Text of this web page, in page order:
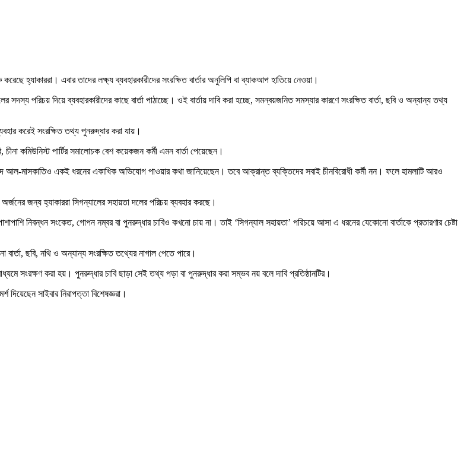
হ্যাকাররা। এবার তাদের লক্ষ্য ব্যবহারকারীদের সংরক্ষিত বার্তার অনুলিপি বা ব্যাকআপ হাতিয়ে নেওয়া।
পরিচয় দিয়ে ব্যবহারকারীদের কাছে বার্তা পাঠাচ্ছে। ওই বার্তায় দাবি করা হচ্ছে, সমন্বয়জনিত সমস্যার কারণে সংরক্ষিত বার্তা, ছবি ও অন্যান্য তথ্য
করেই সংরক্ষিত তথ্য পুনরুদ্ধার করা যায়।
কমিউনিস্ট পার্টির সমালোচক বেশ কয়েকজন কর্মী এমন বার্তা পেয়েছেন।
আল-মাসকাতিও একই ধরনের একাধিক অভিযোগ পাওয়ার কথা জানিয়েছেন। তবে আক্রান্ত ব্যক্তিদের সবাই চীনবিরোধী কর্মী নন। ফলে হামলাটি আরও
জন্য হ্যাকাররা সিগন্যালের সহায়তা দলের পরিচয় ব্যবহার করছে।
নিবন্ধন সংকেত, গোপন নম্বর বা পুনরুদ্ধার চাবিও কখনো চায় না। তাই ‘সিগন্যাল সহায়তা’ পরিচয়ে আসা এ ধরনের যেকোনো বার্তাকে প্রতারণার চেষ্টা
বার্তা, ছবি, নথি ও অন্যান্য সংরক্ষিত তথ্যের নাগাল পেতে পারে।
সংরক্ষণ করা হয়। পুনরুদ্ধার চাবি ছাড়া সেই তথ্য পড়া বা পুনরুদ্ধার করা সম্ভব নয় বলে দাবি প্রতিষ্ঠানটির।
দিয়েছেন সাইবার নিরাপত্তা বিশেষজ্ঞরা।